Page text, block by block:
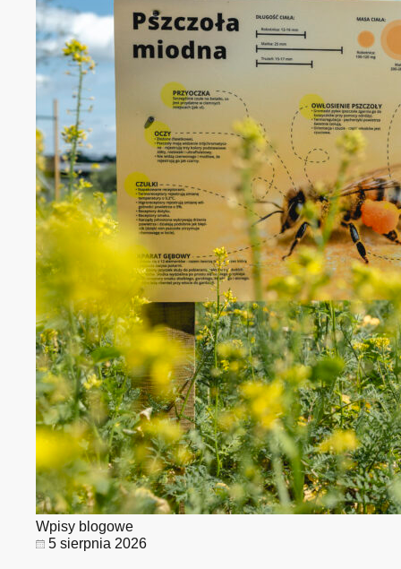
Wpisy blogowe
5 sierpnia 2026